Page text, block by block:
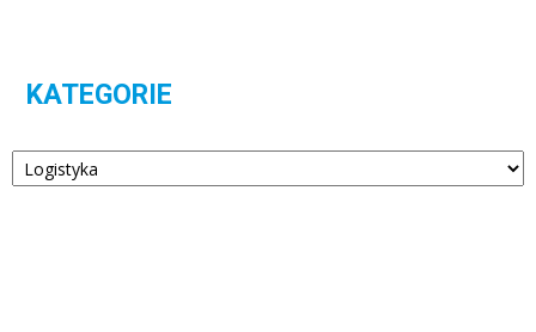
KATEGORIE
Kategorie